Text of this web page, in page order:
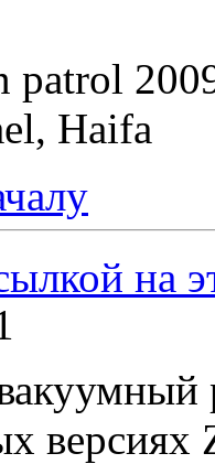
patrol
Haifa
версиях